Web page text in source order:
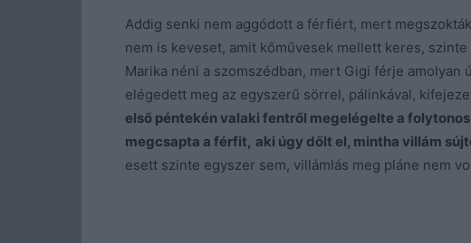
Addig senki nem aggódott a férfiért, mert
nem is keveset, amit kőművesek mellett keres,
Marika néni a szomszédban, mert Gigi férje
elégedett meg az egyszerű sörrel, pálinkával,
első péntekén valaki fentről megelégelte a
megcsapta a férfit, aki úgy dőlt el, mintha villám
esett szinte egyszer sem, villámlás meg pláne nem